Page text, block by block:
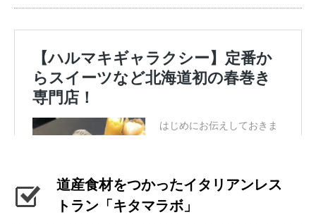
道産食材をつかったイタリアンレス
トラン「キタマラボ」